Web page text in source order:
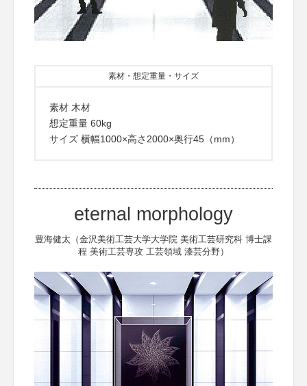
素材・想定重量・サイズ
素材 木材
想定重量 60kg
サイズ 横幅1000×高さ2000×奥行45（mm）
eternal morphology
豊海健太（金沢美術工芸大学大学院 美術工芸研究科 博士課
程 美術工芸専攻 工芸領域 漆芸分野）